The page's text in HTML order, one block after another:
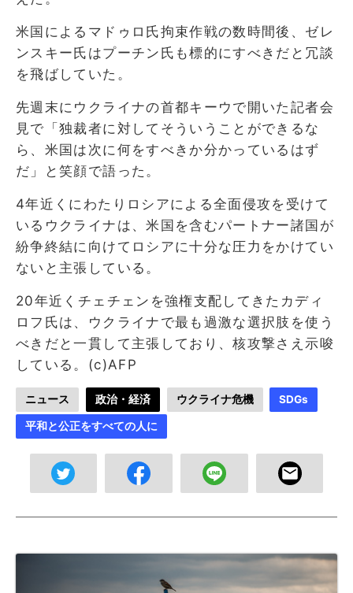
米国によるマドゥロ氏拘束作戦の数時間後、ゼレ
ンスキー氏はプーチン氏も標的にすべきだと冗談
を飛ばしていた。
先週末にウクライナの首都キーウで開いた記者会
見で「独裁者に対してそういうことができるな
ら、米国は次に何をすべきか分かっているはず
だ」と笑顔で語った。
4年近くにわたりロシアによる全面侵攻を受けて
いるウクライナは、米国を含むパートナー諸国が
紛争終結に向けてロシアに十分な圧力をかけてい
ないと主張している。
20年近くチェチェンを強権支配してきたカディ
ロフ氏は、ウクライナで最も過激な選択肢を使う
べきだと一貫して主張しており、核攻撃さえ示唆
している。(c)AFP
ニュース 政治・経済 ウクライナ危機 SDGs
平和と公正をすべての人に